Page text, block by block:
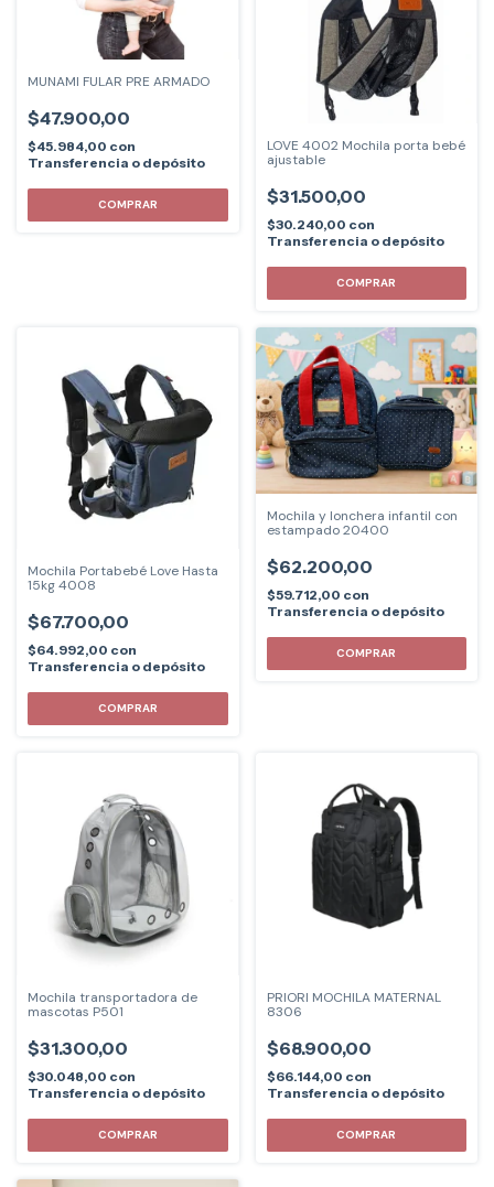
MUNAMI FULAR PRE ARMADO
$47.900,00
$45.984,00 con
Transferencia o depósito
COMPRAR
LOVE 4002 Mochila porta bebé
ajustable
$31.500,00
$30.240,00 con
Transferencia o depósito
COMPRAR
Mochila Portabebé Love Hasta
15kg 4008
$67.700,00
$64.992,00 con
Transferencia o depósito
COMPRAR
Mochila y lonchera infantil con
estampado 20400
$62.200,00
$59.712,00 con
Transferencia o depósito
Mochila transportadora de
mascotas P501
$31.300,00
$30.048,00 con
Transferencia o depósito
COMPRAR
PRIORI MOCHILA MATERNAL
8306
$68.900,00
$66.144,00 con
Transferencia o depósito
COMPRAR